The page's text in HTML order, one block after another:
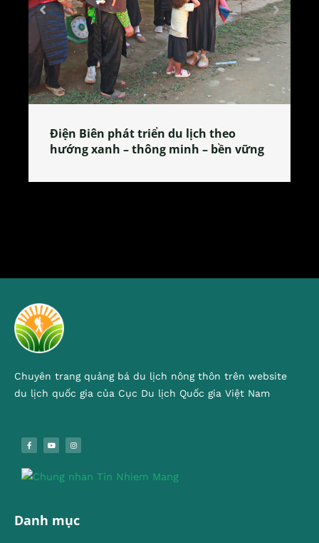
Làng làm bánh tẻ Phú Nhi – nơi lan
tỏa đặc sản xứ Đoài
Chuyên trang quảng bá du lịch nông thôn trên website
du lịch quốc gia của Cục Du lịch Quốc gia Việt Nam
Danh mục